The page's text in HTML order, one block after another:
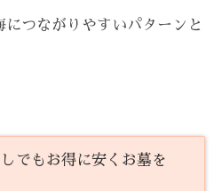
つながりやすいパターンと
でもお得に安くお墓を